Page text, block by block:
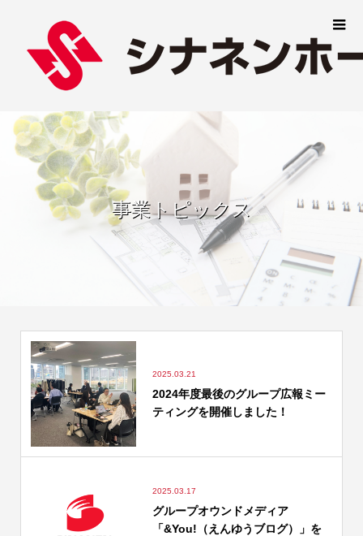
事業トピックス
2025.03.21
2024年度最後のグループ広報ミー
ティングを開催しました！
2025.03.17
グループオウンドメディア
「&You!（えんゆうブログ）」を